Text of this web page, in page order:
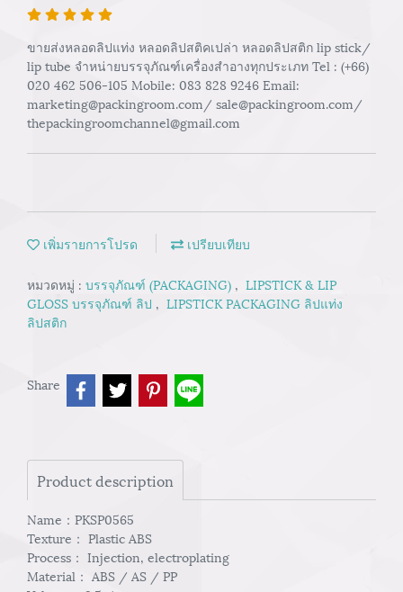
ขายส่งหลอดลิปแท่ง หลอดลิปสติคเปล่า หลอดลิปสติก lip stick/
lip tube จำหน่ายบรรจุภัณฑ์เครื่องสำอางทุกประเภท Tel : (+66)
020 462 506-105 Mobile: 083 828 9246 Email:
marketing@packingroom.com/ sale@packingroom.com/
thepackingroomchannel@gmail.com
เพิ่มรายการโปรด เปรียบเทียบ
หมวดหมู่ : บรรจุภัณฑ์ (PACKAGING) , LIPSTICK & LIP
GLOSS บรรจุภัณฑ์ ลิป , LIPSTICK PACKAGING ลิปแท่ง
ลิปสติก
Share
Product description
Name：PKSP0565
Texture： Plastic ABS
Process： Injection, electroplating
Material： ABS / AS / PP